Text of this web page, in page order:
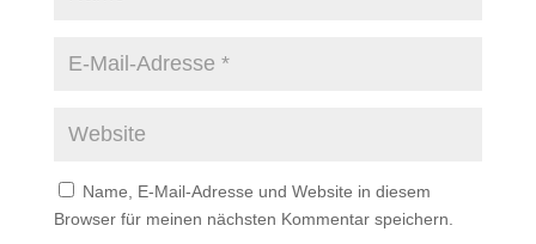
Name, E-Mail-Adresse und Website in diesem
Browser für meinen nächsten Kommentar speichern.